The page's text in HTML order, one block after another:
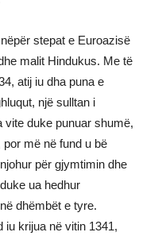
stepat e Euroazisë
malit Hindukus. Me të
atij iu dha puna e
një sulltan i
vite duke punuar shumë,
më në fund u bë
për gjymtimin dhe
ua hedhur
dhëmbët e tyre.
iu krijua në vitin 1341,